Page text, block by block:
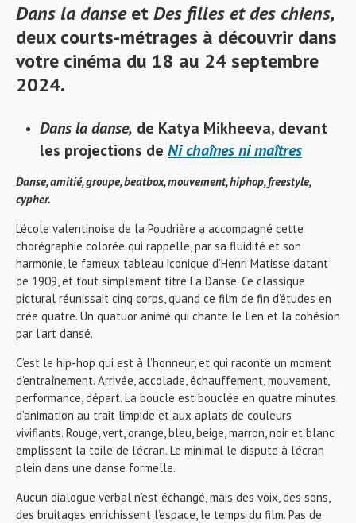
Dans la danseetDes filles et des chiens,
deux courts-métrages à découvrir dans
votre cinéma du 18 au 24 septembre
2024.
Dans la danse, de Katya Mikheeva, devant
les projections de Ni chaînes ni maîtres
Danse, amitié, groupe, beatbox, mouvement, hiphop, freestyle,
cypher.
L’école valentinoise de la Poudrière a accompagné cette
chorégraphie colorée qui rappelle, par sa fluidité et son
harmonie, le fameux tableau iconique d’Henri Matisse datant
de 1909, et tout simplement titré La Danse. Ce classique
pictural réunissait cinq corps, quand ce film de fin d’études en
crée quatre. Un quatuor animé qui chante le lien et la cohésion
par l’art dansé.
C’est le hip-hop qui est à l’honneur, et qui raconte un moment
d’entraînement. Arrivée, accolade, échauffement, mouvement,
performance, départ. La boucle est bouclée en quatre minutes
d’animation au trait limpide et aux aplats de couleurs
vivifiants. Rouge, vert, orange, bleu, beige, marron, noir et blanc
emplissent la toile de l’écran. Le minimal le dispute à l’écran
plein dans une danse formelle.
Aucun dialogue verbal n’est échangé, mais des voix, des sons,
des bruitages enrichissent l’espace, le temps du film. Pas de